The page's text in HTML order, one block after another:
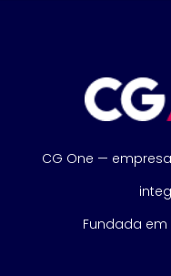
CG One —
Fundada em